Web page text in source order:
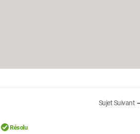
Sujet Suivant
Résolu